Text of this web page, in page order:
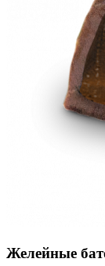
Желейные